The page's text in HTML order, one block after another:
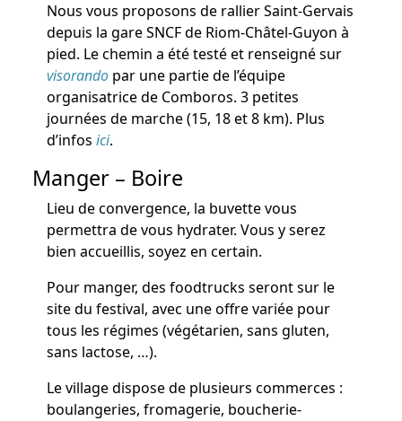
Nous vous proposons de rallier Saint-Gervais
depuis la gare SNCF de Riom-Châtel-Guyon à
pied. Le chemin a été testé et renseigné sur
visorando par une partie de l’équipe
organisatrice de Comboros. 3 petites
journées de marche (15, 18 et 8 km). Plus
d’infos ici.
Manger – Boire
Lieu de convergence, la buvette vous
permettra de vous hydrater. Vous y serez
bien accueillis, soyez en certain.
Pour manger, des foodtrucks seront sur le
site du festival, avec une offre variée pour
tous les régimes (végétarien, sans gluten,
sans lactose, …).
Le village dispose de plusieurs commerces :
boulangeries, fromagerie, boucherie-